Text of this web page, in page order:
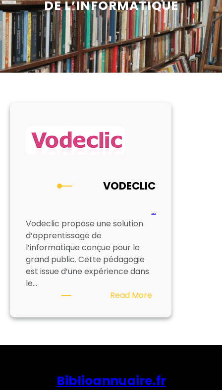
DE L’INFORMATIQUE
VODECLIC
…
Vodeclic propose une solution
d’apprentissage de
l’informatique conçue pour le
grand public. Cette pédagogie
est issue d’une expérience dans
le…
Read More:
Biblioannuaire.fr